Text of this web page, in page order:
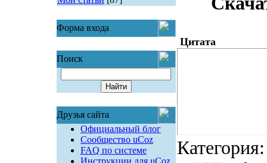
Форма входа
Поиск
Друзья сайта
Официальный блог
Сообщество uCoz
FAQ по системе
Инструкции для uCoz
Цитата